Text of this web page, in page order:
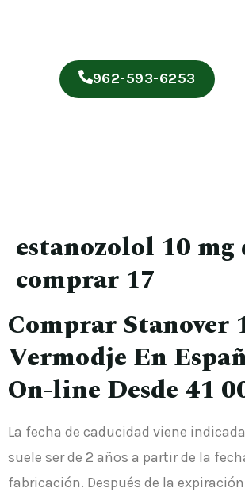
962-593-6253
estanozolol 10 mg
comprar 17
Comprar Stanover
Vermodje En
On-line Desde 41
La fecha de caducidad viene
suele ser de 2 años a partir de la
fabricación. Después de la